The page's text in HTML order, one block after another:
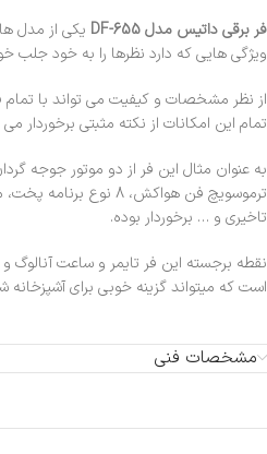
فر برقی داتیس مدل DF-655
یکی از مدل
ویژگی هایی که دارد نظرها را به خود جلب
از نظر مشخصات و کیفیت می تواند با تمام
تمام این امکانات از نکته مثبتی برخوردار
به عنوان مثال این فر از دو موتور جوجه
ترموسویچ فن هواکش، 8
تاخیری و … برخوردار بوده.
نقطه برجسته این فر تایمر و ساعت
است که میتواند گزینه خوبی برای آشپزخانه
مشخصات فنی